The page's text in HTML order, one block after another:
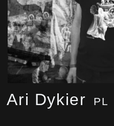
Ari Dykier PL